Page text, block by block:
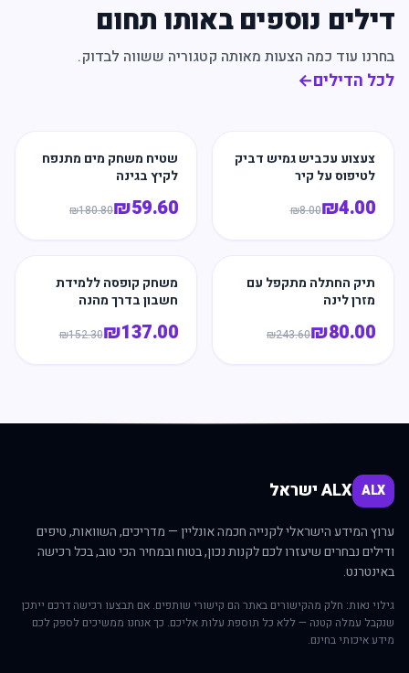
דילים נוספים באותו תחום
בחרנו עוד כמה הצעות מאותה קטגוריה ששווה לבדוק.
לכל הדילים←
צעצוע עכביש גמיש דביק
לטיפוס על קיר
₪4.00
₪8.00
שטיח משחק מים מתנפח
לקיץ בגינה
₪59.60
₪180.80
תיק החתלה מתקפל עם
מזרן לינה
₪80.00
₪243.60
משחק קופסה ללמידת
חשבון בדרך מהנה
₪137.00
₪152.30
ALX ALX ישראל
ערוץ המידע הישראלי לקנייה חכמה אונליין — מדריכים, השוואות, טיפים
ודילים נבחרים שיעזרו לכם לקנות נכון, בטוח ובמחיר הכי טוב, בכל רכישה
באינטרנט.
גילוי נאות: חלק מהקישורים באתר הם קישורי שותפים. אם תבצעו רכישה דרכם ייתכן
שנקבל עמלה קטנה — ללא כל תוספת עלות אליכם. כך אנחנו ממשיכים לספק לכם
מידע איכותי בחינם.